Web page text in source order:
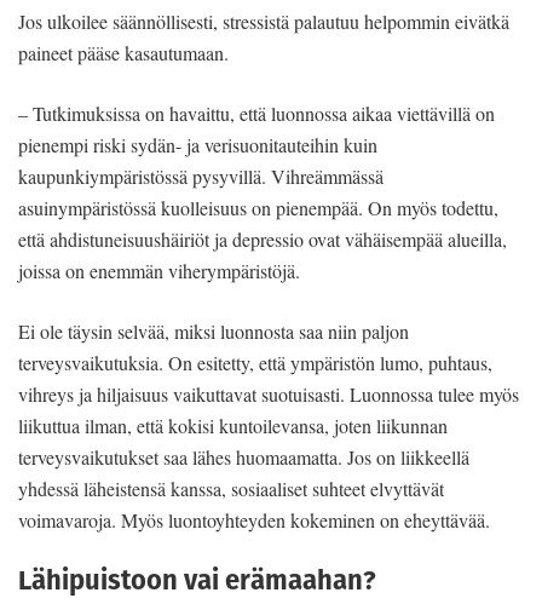
Jos ulkoilee säännöllisesti, stressistä palautuu helpommin eivätkä
paineet pääse kasautumaan.
– Tutkimuksissa on havaittu, että luonnossa aikaa viettävillä on
pienempi riski sydän- ja verisuonitauteihin kuin
kaupunkiympäristössä pysyvillä. Vihreämmässä
asuinympäristössä kuolleisuus on pienempää. On myös todettu,
että ahdistuneisuushäiriöt ja depressio ovat vähäisempää alueilla,
joissa on enemmän viherympäristöjä.
Ei ole täysin selvää, miksi luonnosta saa niin paljon
terveysvaikutuksia. On esitetty, että ympäristön lumo, puhtaus,
vihreys ja hiljaisuus vaikuttavat suotuisasti. Luonnossa tulee myös
liikuttua ilman, että kokisi kuntoilevansa, joten liikunnan
terveysvaikutukset saa lähes huomaamatta. Jos on liikkeellä
yhdessä läheistensä kanssa, sosiaaliset suhteet elvyttävät
voimavaroja. Myös luontoyhteyden kokeminen on eheyttävää.
Lähipuistoon vai erämaahan?